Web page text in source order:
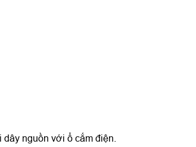
nguồn với ổ cắm điện.